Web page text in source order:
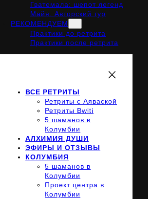
Гватемала: шепот легенд
Майя. Авторский тур
РЕКОМЕНДУЕМ
Практики до ретрита
Практики после ретрита
ВСЕ РЕТРИТЫ
Ретриты с Аяваской
Ретриты Bwiti
5 шаманов в
Колумбии
АЛХИМИЯ ДУШИ
ЭФИРЫ И ОТЗЫВЫ
КОЛУМБИЯ
5 шаманов в
Колумбии
Проект центра в
Колумбии